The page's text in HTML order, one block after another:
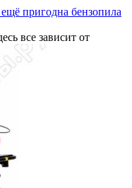
пригодна бензопила
все зависит от